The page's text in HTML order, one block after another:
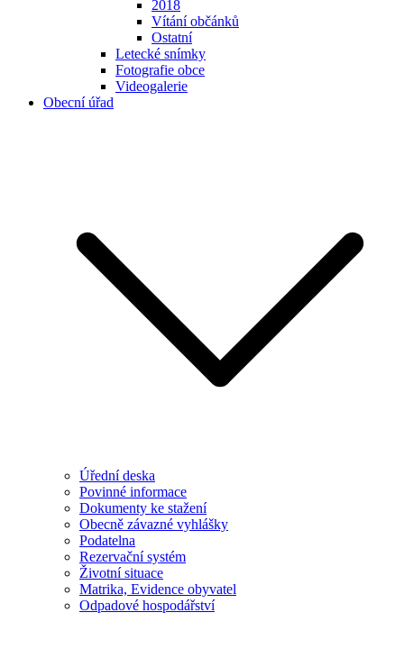
2018
Vítání občánků
Ostatní
Letecké snímky
Fotografie obce
Videogalerie
Obecní úřad
Úřední deska
Povinné informace
Dokumenty ke stažení
Obecně závazné vyhlášky
Podatelna
Rezervační systém
Životní situace
Matrika, Evidence obyvatel
Odpadové hospodářství